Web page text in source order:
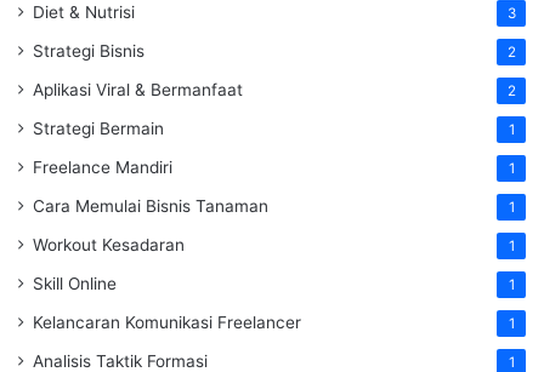
Diet & Nutrisi 3
Strategi Bisnis 2
Aplikasi Viral & Bermanfaat 2
Strategi Bermain 1
Freelance Mandiri 1
Cara Memulai Bisnis Tanaman 1
Workout Kesadaran 1
Skill Online 1
Kelancaran Komunikasi Freelancer 1
Analisis Taktik Formasi 1